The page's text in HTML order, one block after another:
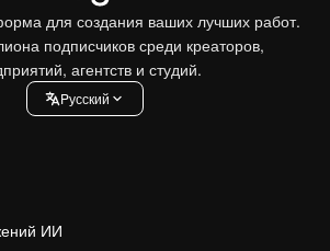
для создания ваших лучших работ.
подписчиков среди креаторов,
агентств и студий.
Pусский
ИИ